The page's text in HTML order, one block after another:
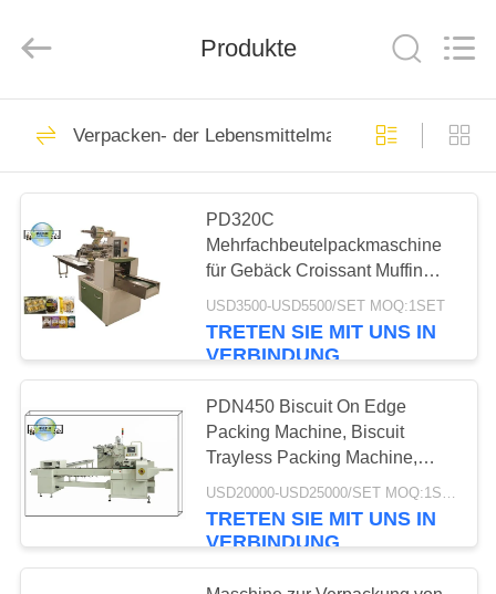
HAUS
PRODUKTE
ÜBER
UNS
FABRIK-
QUALITÄTSKONTROLLE
TRETEN
SIE
Rights
Reserved.
Keksproduktlinie
Pfannkuchen-
Produktionslinie
5
Produkte
Verpacken- der Lebensmittelmaschine
PD320C
Mehrfachbeutelpackmaschine
für Gebäck Croissant Muffin
Cup
Kuchenverpackungsmaschine
High-Tech Einfach zu bedienen
USD3500-USD5500/SET MOQ:1SET
TRETEN SIE MIT UNS IN
VERBINDUNG
PDN450 Biscuit On Edge
Packing Machine, Biscuit
Trayless Packing Machine,
Biscuit Trays Free Packing
Machine Ausrüstung
USD20000-USD25000/SET MOQ:1SET
TRETEN SIE MIT UNS IN
VERBINDUNG